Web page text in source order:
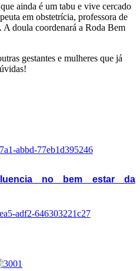
ainda é um tabu e vive cercado
em obstetrícia, professora de
doula coordenará a Roda Bem
gestantes e mulheres que já
no bem estar da